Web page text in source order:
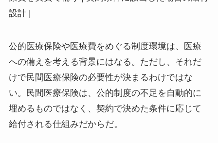
設計 |
公的医療保険や医療費をめぐる制度環境は、医療
への備えを考える背景にはなる。ただし、それだ
けで民間医療保険の必要性が決まるわけではな
い。民間医療保険は、公的制度の不足を自動的に
埋めるものではなく、契約で決めた条件に応じて
給付される仕組みだからだ。